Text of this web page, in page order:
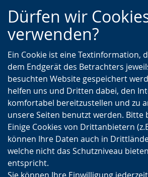
Zur
Zur
Zum
Inhalt
Dürfen wir
verwenden?
Ein Cookie ist eine Textinformation,
dem Endgerät des Betrachters
besuchten Website gespeichert
helfen uns und Dritten dabei, den
komfortabel bereitzustellen und zu
unsere Seiten benutzt werden. Bitte
Einige Cookies von Drittanbietern
können Ihre Daten auch in
welche nicht das Schutzniveau
entspricht.